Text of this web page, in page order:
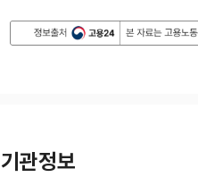
기관정보